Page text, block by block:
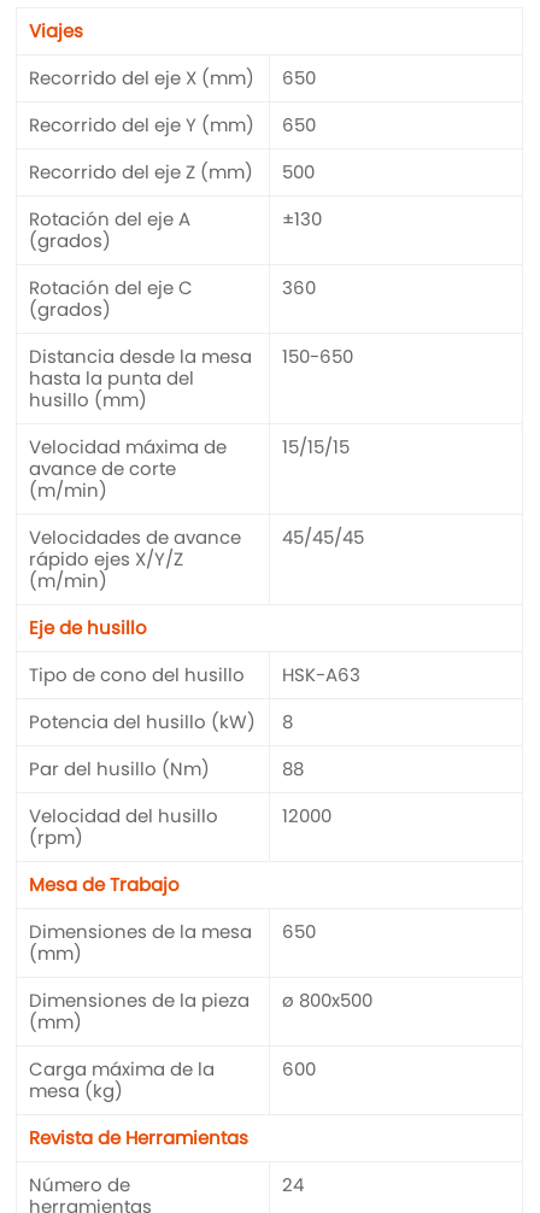
Viajes
Recorrido del eje X (mm)
650
Recorrido del eje Y (mm)
650
Recorrido del eje Z (mm)
500
Rotación del eje A
(grados)
±130
Rotación del eje C
(grados)
360
Distancia desde la mesa
hasta la punta del
husillo (mm)
150-650
Velocidad máxima de
avance de corte
(m/min)
15/15/15
Velocidades de avance
rápido ejes X/Y/Z
(m/min)
45/45/45
Eje de husillo
Tipo de cono del husillo
HSK-A63
Potencia del husillo (kW)
8
Par del husillo (Nm)
88
Velocidad del husillo
(rpm)
12000
Mesa de Trabajo
Dimensiones de la mesa
(mm)
650
Dimensiones de la pieza
(mm)
ø 800x500
Carga máxima de la
mesa (kg)
600
Revista de Herramientas
Número de
herramientas
24